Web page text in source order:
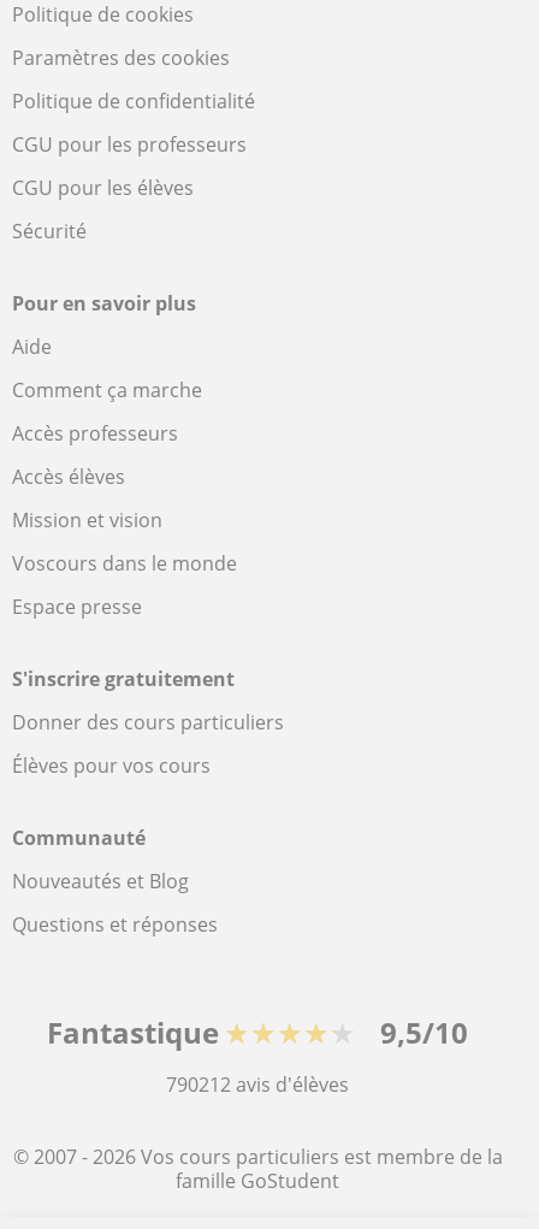
Politique de cookies
Paramètres des cookies
Politique de confidentialité
CGU pour les professeurs
CGU pour les élèves
Sécurité
Pour en savoir plus
Aide
Comment ça marche
Accès professeurs
Accès élèves
Mission et vision
Voscours dans le monde
Espace presse
S'inscrire gratuitement
Donner des cours particuliers
Élèves pour vos cours
Communauté
Nouveautés et Blog
Questions et réponses
Fantastique ★★★★★ 9,5/10
790212avis d'élèves
© 2007 - 2026 Vos cours particuliers est membre de la
famille GoStudent